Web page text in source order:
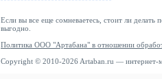
Если вы все еще сомневаетесь, стоит ли делать
выгодно.
Политика ООО "Артабана" в отношении
Copyright © 2010-2026 Artaban.ru — интернет-